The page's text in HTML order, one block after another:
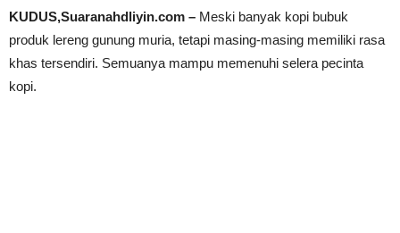
KUDUS,Suaranahdliyin.com – Meski banyak kopi bubuk
produk lereng gunung muria, tetapi masing-masing memiliki rasa
khas tersendiri. Semuanya mampu memenuhi selera pecinta
kopi.